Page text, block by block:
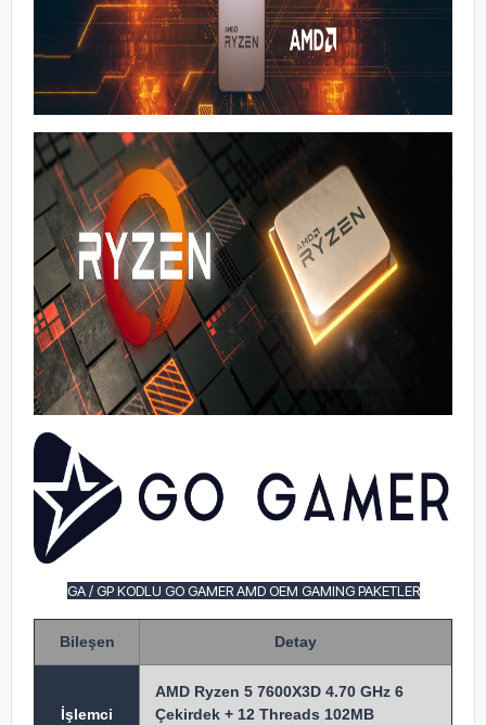
GA / GP KODLU GO GAMER AMD OEM GAMING PAKETLER
Bileşen Detay
İşlemci
AMD Ryzen 5 7600X3D 4.70 GHz 6
Çekirdek + 12 Threads 102MB